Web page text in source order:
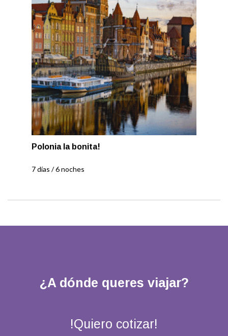
Polonia la bonita!
7 días / 6 noches
¿A dónde queres viajar?
!Quiero cotizar!